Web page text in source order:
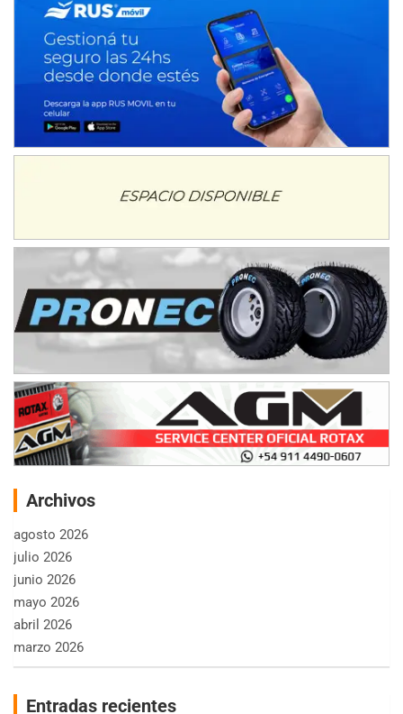
Archivos
agosto 2026
julio 2026
junio 2026
mayo 2026
abril 2026
marzo 2026
Entradas recientes